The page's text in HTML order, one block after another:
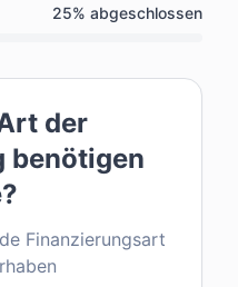
25% abgeschlossen
der
benötigen
Finanzierungsart